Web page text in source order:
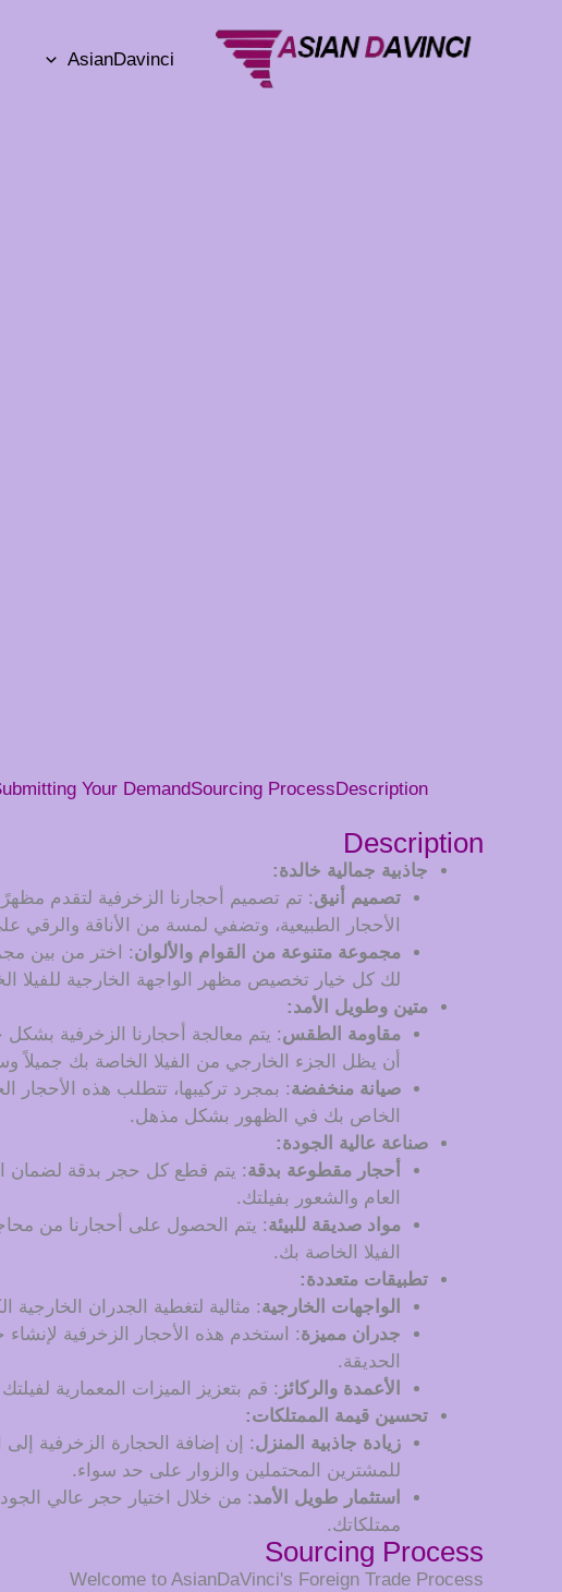
AsianDavinci
Description
Sourcing Process
Your Demand
Description
جاذبية جمالية خالدة:
تصميم أنيق: تم تصميم أحجارنا الزخرفية لتقدم
الأحجار الطبيعية، وتضفي لمسة من الأناقة
مجموعة متنوعة من القوام والألوان: اختر من بين
لك كل خيار تخصيص مظهر الواجهة الخارجية للفيلا
متين وطويل الأمد:
مقاومة الطقس: يتم معالجة أحجارنا الزخرفية
أن يظل الجزء الخارجي من الفيلا الخاصة بك جميلاً
صيانة منخفضة: بمجرد تركيبها، تتطلب هذه الأحجار
الخاص بك في الظهور بشكل مذهل.
صناعة عالية الجودة:
أحجار مقطوعة بدقة: يتم قطع كل حجر بدقة لضمان
العام والشعور بفيلتك.
مواد صديقة للبيئة: يتم الحصول على أحجارنا من
الفيلا الخاصة بك.
تطبيقات متعددة:
الواجهات الخارجية: مثالية لتغطية الجدران
جدران مميزة: استخدم هذه الأحجار الزخرفية
الحديقة.
الأعمدة والركائز : قم بتعزيز الميزات المعمارية
تحسين قيمة الممتلكات:
زيادة جاذبية المنزل: إن إضافة الحجارة الزخرفية
للمشترين المحتملين والزوار على حد سواء.
استثمار طويل الأمد: من خلال اختيار حجر عالي
ممتلكاتك.
Sourcing Process
Welcome to AsianDaVinci's Foreign Trade Process